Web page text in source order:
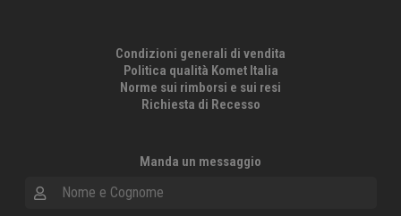
Condizioni generali di vendita
Politica qualità Komet Italia
Norme sui rimborsi e sui resi
Richiesta di Recesso
Manda un messaggio